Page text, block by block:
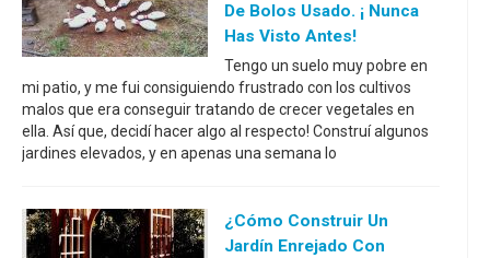
De Bolos Usado. ¡ Nunca
Has Visto Antes!
Tengo un suelo muy pobre en
mi patio, y me fui consiguiendo frustrado con los cultivos
malos que era conseguir tratando de crecer vegetales en
ella. Así que, decidí hacer algo al respecto! Construí algunos
jardines elevados, y en apenas una semana lo
¿Cómo Construir Un
Jardín Enrejado Con